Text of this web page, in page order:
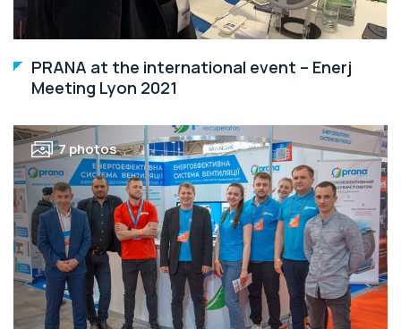
PRANA at the international event – Enerj
Meeting Lyon 2021
7 photos